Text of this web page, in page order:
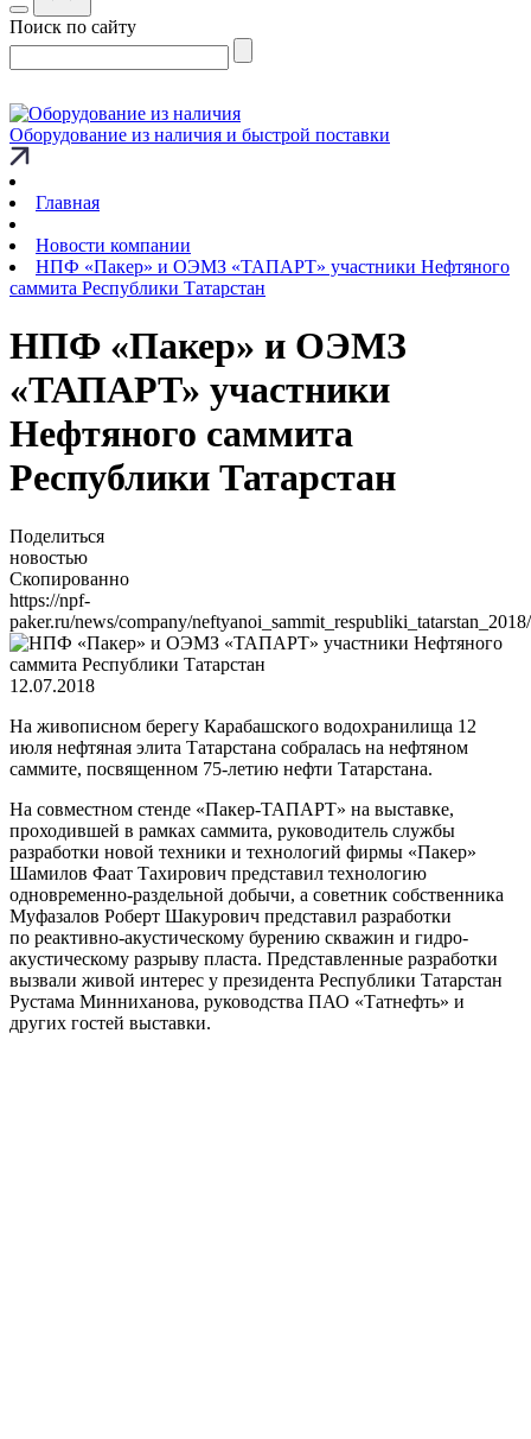
Поиск по сайту
Оборудование из наличия и быстрой поставки
Главная
Новости компании
НПФ «Пакер» и ОЭМЗ «ТАПАРТ» участники Нефтяного
саммита Республики Татарстан
НПФ «Пакер» и ОЭМЗ
«ТАПАРТ» участники
Нефтяного саммита
Республики Татарстан
Поделиться
новостью
Скопированно
https://npf-
paker.ru/news/company/neftyanoi_sammit_respubliki_tatarstan_2018/
12.07.2018
На живописном берегу Карабашского водохранилища 12
июля нефтяная элита Татарстана собралась на нефтяном
саммите, посвященном 75-летию нефти Татарстана.
На совместном стенде «Пакер-ТАПАРТ» на выставке,
проходившей в рамках саммита, руководитель службы
разработки новой техники и технологий фирмы «Пакер»
Шамилов Фаат Тахирович представил технологию
одновременно-раздельной добычи, а советник собственника
Муфазалов Роберт Шакурович представил разработки
по реактивно-акустическому бурению скважин и гидро-
акустическому разрыву пласта. Представленные разработки
вызвали живой интерес у президента Республики Татарстан
Рустама Минниханова, руководства ПАО «Татнефть» и
других гостей выставки.